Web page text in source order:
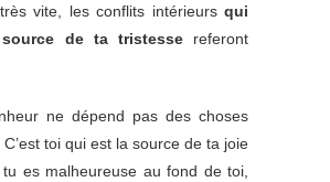
vite, les conflits intérieurs qui
de ta tristessereferont
ne dépend pas des choses
toi qui est la source de ta joie
es malheureuse au fond de toi,